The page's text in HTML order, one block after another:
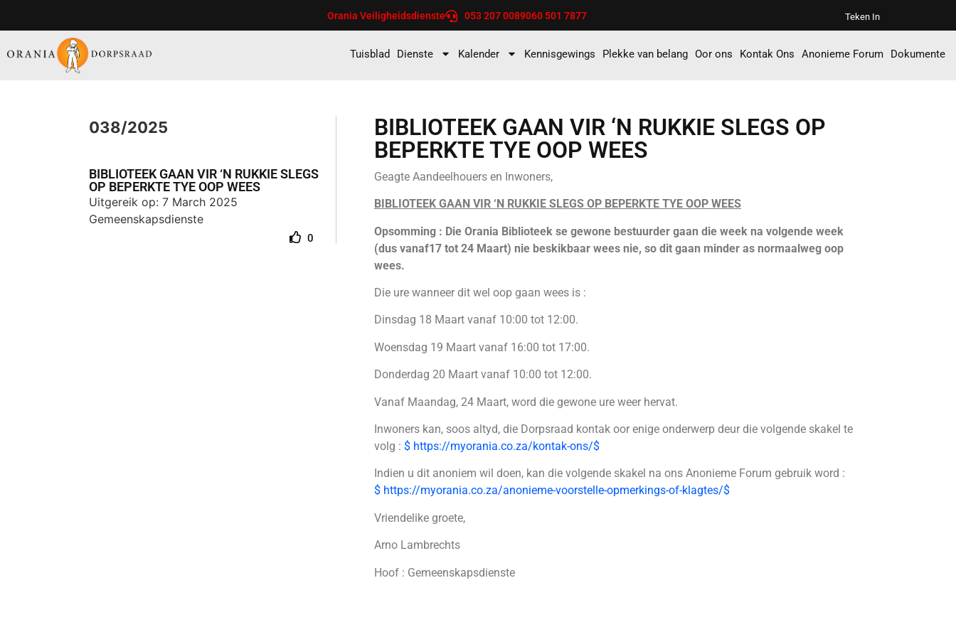
Orania Veiligheidsdienste 053 207 0089060 501 7877 Teken In
Tuisblad Dienste Kalender Kennisgewings Plekke van belang Oor ons Kontak Ons Anonieme Forum Dokumente
038/2025
BIBLIOTEEK GAAN VIR ‘N RUKKIE SLEGS
OP BEPERKTE TYE OOP WEES
Uitgereik op: 7 March 2025
Gemeenskapsdienste
0
BIBLIOTEEK GAAN VIR ‘N RUKKIE SLEGS OP
BEPERKTE TYE OOP WEES
Geagte Aandeelhouers en Inwoners,
BIBLIOTEEK GAAN VIR ‘N RUKKIE SLEGS OP BEPERKTE TYE OOP WEES
Opsomming : Die Orania Biblioteek se gewone bestuurder gaan die week na volgende week
(dus vanaf17 tot 24 Maart) nie beskikbaar wees nie, so dit gaan minder as normaalweg oop
wees.
Die ure wanneer dit wel oop gaan wees is :
Dinsdag 18 Maart vanaf 10:00 tot 12:00.
Woensdag 19 Maart vanaf 16:00 tot 17:00.
Donderdag 20 Maart vanaf 10:00 tot 12:00.
Vanaf Maandag, 24 Maart, word die gewone ure weer hervat.
Inwoners kan, soos altyd, die Dorpsraad kontak oor enige onderwerp deur die volgende skakel te
volg : $ https://myorania.co.za/kontak-ons/$
Indien u dit anoniem wil doen, kan die volgende skakel na ons Anonieme Forum gebruik word :
$ https://myorania.co.za/anonieme-voorstelle-opmerkings-of-klagtes/$
Vriendelike groete,
Arno Lambrechts
Hoof : Gemeenskapsdienste